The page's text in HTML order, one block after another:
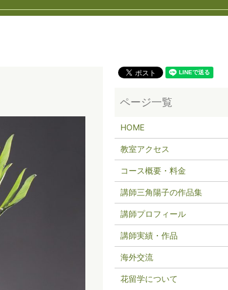
HOME
教室アクセス
コース概要・料金
講師三角陽子の作品集
講師プロフィール
講師実績・作品
海外交流
花留学について